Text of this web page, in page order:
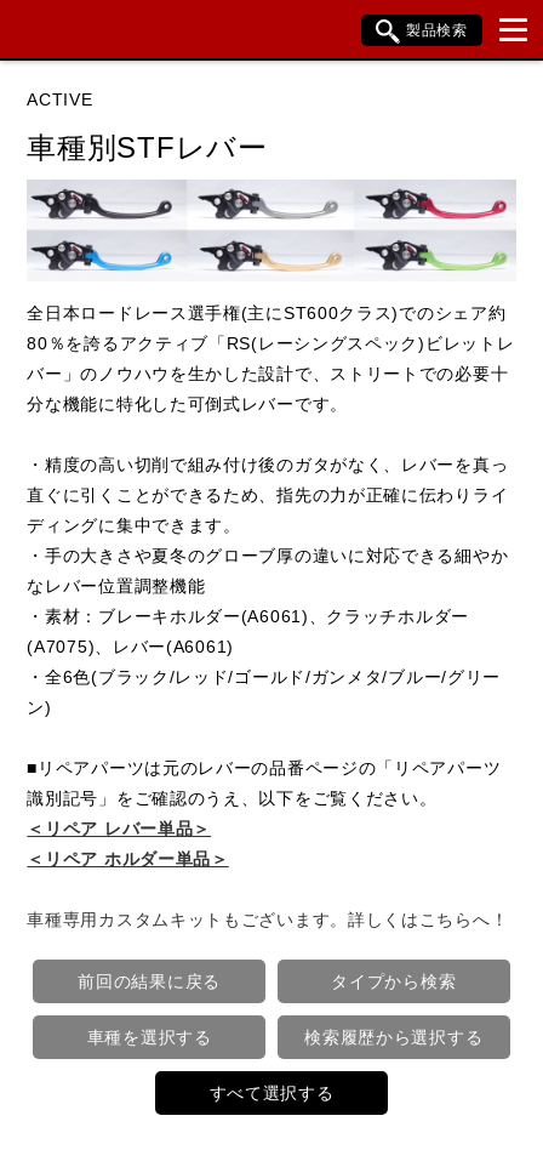
製品検索
HONDA YAMAHA SUZUKI
KAWASAKI
閉じる
ACTIVE
車種別STFレバー
全日本ロードレース選手権(主にST600クラス)でのシェア約
80％を誇るアクティブ「RS(レーシングスペック)ビレットレ
バー」のノウハウを生かした設計で、ストリートでの必要十
分な機能に特化した可倒式レバーです。
・精度の高い切削で組み付け後のガタがなく、レバーを真っ
直ぐに引くことができるため、指先の力が正確に伝わりライ
ディングに集中できます。
・手の大きさや夏冬のグローブ厚の違いに対応できる細やか
なレバー位置調整機能
・素材：ブレーキホルダー(A6061)、クラッチホルダー
(A7075)、レバー(A6061)
・全6色(ブラック/レッド/ゴールド/ガンメタ/ブルー/グリー
ン)
■リペアパーツは元のレバーの品番ページの「リペアパーツ
識別記号」をご確認のうえ、以下をご覧ください。
＜リペア レバー単品＞
＜リペア ホルダー単品＞
車種専用カスタムキットもございます。詳しくはこちらへ！
前回の結果に戻る タイプから検索
車種を選択する 検索履歴から選択する
すべて選択する